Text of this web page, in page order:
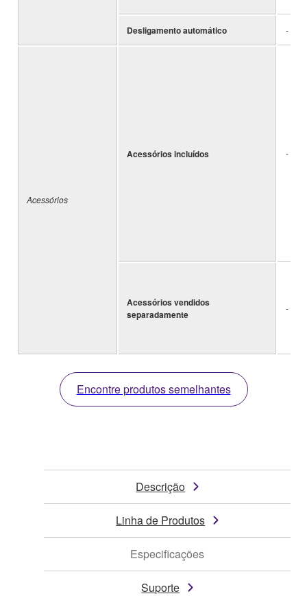
Desligamento automático -
Acessórios
Acessórios incluídos -
Acessórios vendidos
separadamente
-
Encontre produtos semelhantes
Descrição
Linha de Produtos
Especificações
Suporte